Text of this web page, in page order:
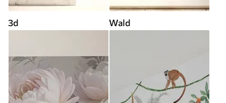
3d Wald